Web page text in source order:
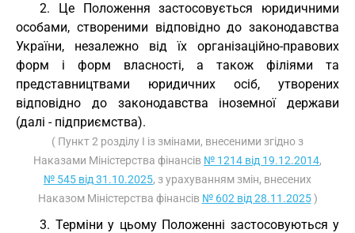
2. Це Положення застосовується юридичними
особами, створеними відповідно до законодавства
України, незалежно від їх організаційно-правових
форм і форм власності, а також філіями та
представництвами юридичних осіб, утворених
відповідно до законодавства іноземної держави
(далі - підприємства).
( Пункт 2 розділу I із змінами, внесеними згідно з
Наказами Міністерства фінансів № 1214 від 19.12.2014,
№ 545 від 31.10.2025, з урахуванням змін, внесених
Наказом Міністерства фінансів № 602 від 28.11.2025)
3. Терміни у цьому Положенні застосовуються у